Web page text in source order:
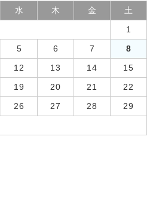
水 木 金 土
1
5 6 7 8
12 13 14 15
19 20 21 22
26 27 28 29